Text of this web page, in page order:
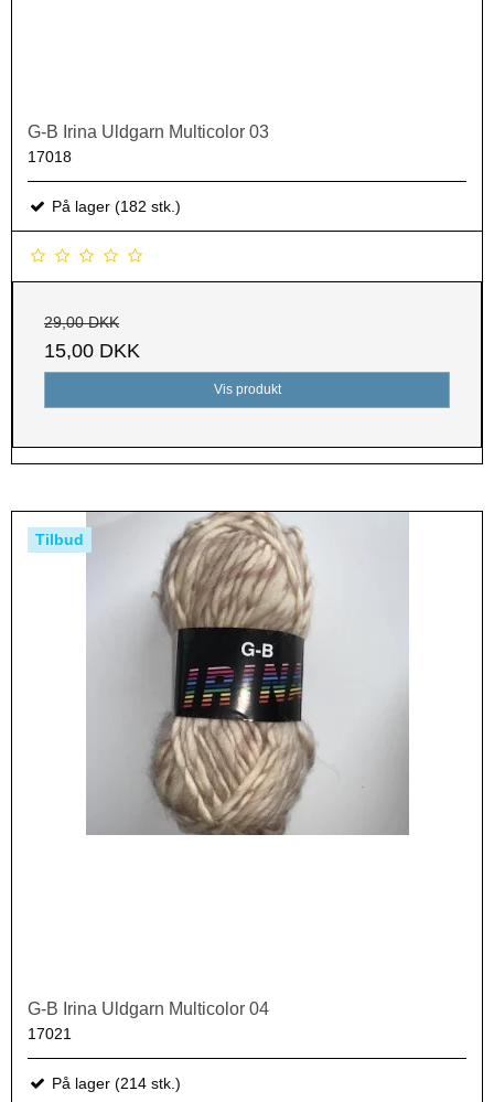
G-B Irina Uldgarn Multicolor 03
17018
På lager (182 stk.)
29,00 DKK
15,00 DKK
Vis produkt
Tilbud
G-B Irina Uldgarn Multicolor 04
17021
På lager (214 stk.)